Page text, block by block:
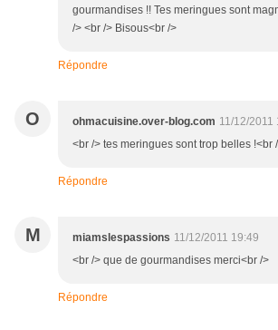
gourmandises !! Tes meringues sont
/> <br /> Bisous<br />
Répondre
O ohmacuisine.over-blog.com 11/12/2011
<br /> tes meringues sont trop belles !<br
Répondre
M miamslespassions 11/12/2011 19:49
<br /> que de gourmandises merci<br />
Répondre